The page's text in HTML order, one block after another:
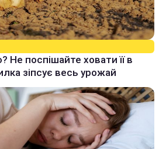
Не поспішайте ховати її в
зіпсує весь урожай